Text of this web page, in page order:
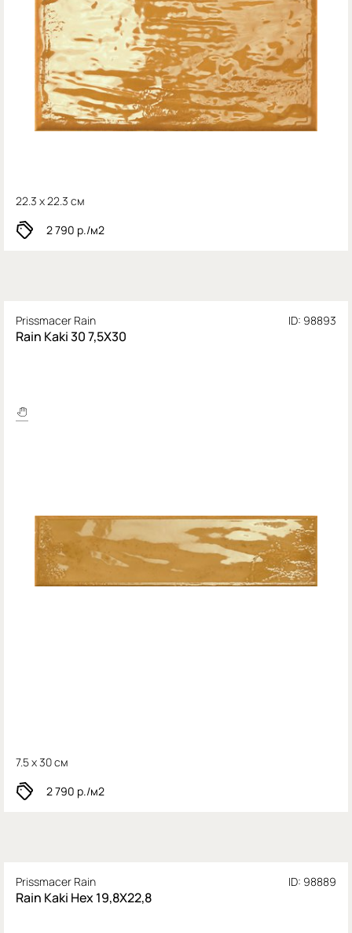
22.3 x 22.3 см
2 790 р./м2
Prissmacer Rain ID: 98893
Rain Kaki 30 7,5X30
7.5 x 30 см
2 790 р./м2
Prissmacer Rain ID: 98889
Rain Kaki Hex 19,8X22,8